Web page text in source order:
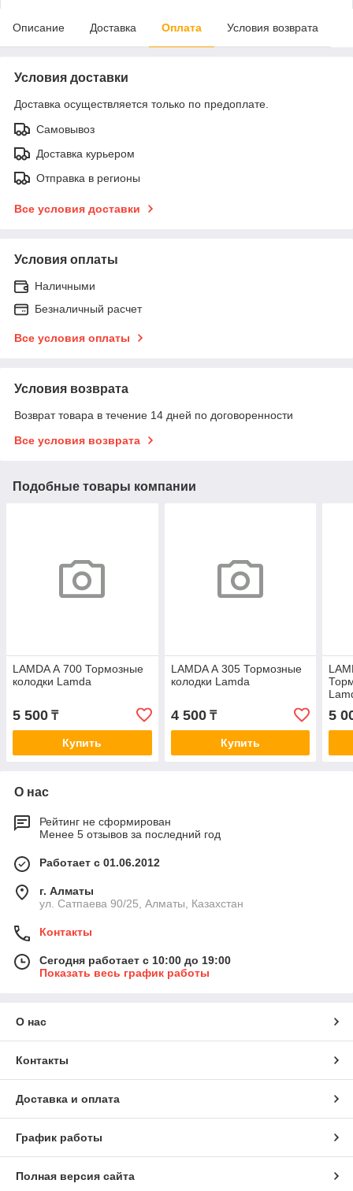
Описание Доставка Оплата Условия возврата
Условия доставки
Доставка осуществляется только по предоплате.
Самовывоз
Доставка курьером
Отправка в регионы
Все условия доставки
Условия оплаты
Наличными
Безналичный расчет
Все условия оплаты
Условия возврата
Возврат товара в течение 14 дней по договоренности
Все условия возврата
Подобные товары компании
LAMDA А 700 Тормозные
колодки Lamda
5 500 ₸
Купить
LAMDA А 305 Тормозные
колодки Lamda
4 500₸
Купить
5
О нас
Рейтинг не сформирован
Менее 5 отзывов за последний год
Работает с 01.06.2012
г. Алматы
ул. Сатпаева 90/25, Алматы, Казахстан
Контакты
Сегодня работает с 10:00 до 19:00
Показать весь график работы
О нас
Контакты
Доставка и оплата
График работы
Полная версия сайта